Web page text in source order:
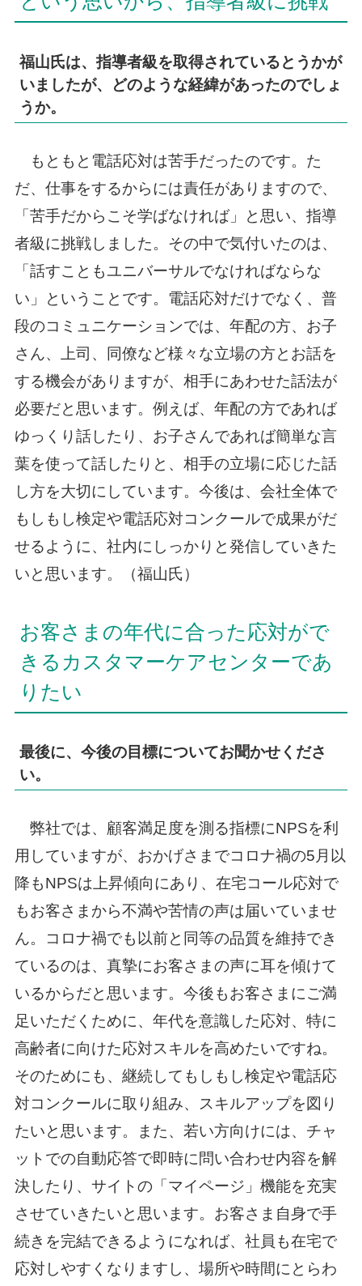
福山氏は、指導者級を取得されているとうかが
いましたが、どのような経緯があったのでしょ
うか。
もともと電話応対は苦手だったのです。た
だ、仕事をするからには責任がありますので、
「苦手だからこそ学ばなければ」と思い、指導
者級に挑戦しました。その中で気付いたのは、
「話すこともユニバーサルでなければならな
い」ということです。電話応対だけでなく、普
段のコミュニケーションでは、年配の方、お子
さん、上司、同僚など様々な立場の方とお話を
する機会がありますが、相手にあわせた話法が
必要だと思います。例えば、年配の方であれば
ゆっくり話したり、お子さんであれば簡単な言
葉を使って話したりと、相手の立場に応じた話
し方を大切にしています。今後は、会社全体で
もしもし検定や電話応対コンクールで成果がだ
せるように、社内にしっかりと発信していきた
いと思います。（福山氏）
お客さまの年代に合った応対がで
きるカスタマーケアセンターであ
りたい
最後に、今後の目標についてお聞かせくださ
い。
弊社では、顧客満足度を測る指標にNPSを利
用していますが、おかげさまでコロナ禍の5月以
降もNPSは上昇傾向にあり、在宅コール応対で
もお客さまから不満や苦情の声は届いていませ
ん。コロナ禍でも以前と同等の品質を維持でき
ているのは、真摯にお客さまの声に耳を傾けて
いるからだと思います。今後もお客さまにご満
足いただくために、年代を意識した応対、特に
高齢者に向けた応対スキルを高めたいですね。
そのためにも、継続してもしもし検定や電話応
対コンクールに取り組み、スキルアップを図り
たいと思います。また、若い方向けには、チャ
ットでの自動応答で即時に問い合わせ内容を解
決したり、サイトの「マイページ」機能を充実
させていきたいと思います。お客さま自身で手
続きを完結できるようになれば、社員も在宅で
応対しやすくなりますし、場所や時間にとらわ